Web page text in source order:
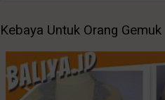
Kebaya Untuk Orang Gemuk